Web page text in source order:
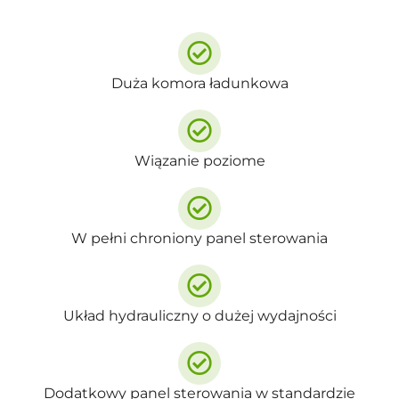
Duża komora ładunkowa
Wiązanie poziome
W pełni chroniony panel sterowania
Układ hydrauliczny o dużej wydajności
Dodatkowy panel sterowania w standardzie